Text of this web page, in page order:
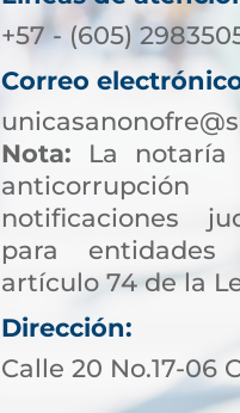
+57 - (605)
Correo
Nota: La notaría
notificaciones
para
artículo 74 de la
Dirección:
Calle 20 No.17-06